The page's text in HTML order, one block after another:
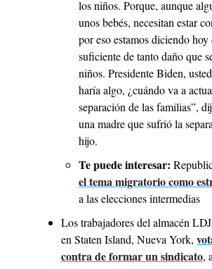
los niños. Porque, aunque
unos bebés, necesitan estar
por eso estamos diciendo hoy
suficiente de tanto daño que
niños. Presidente Biden,
haría algo, ¿cuándo va a
separación de las familias”,
una madre que sufrió la
hijo.
Te puede interesar:
el tema migratorio como
a las elecciones intermedias
Los trabajadores del almacén
en Staten Island, Nueva York,
contra de formar un sindicato,